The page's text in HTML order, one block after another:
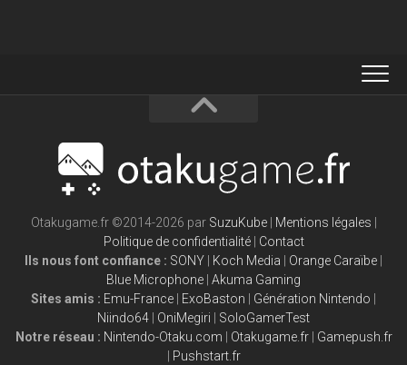
Otakugame.fr ©2014-2026 par SuzuKube| Mentions légales
Politique de confidentialité| Contact
Ils nous font confiance : SONY Koch Media Orange Caraïbe
Blue Microphone Akuma Gaming
Sites amis : Emu-France ExoBaston Génération Nintendo
Niindo64
OniMegiri
SoloGamerTest
Notre réseau : Nintendo-Otaku.com Otakugame.fr| Gamepush.fr
Pushstart.fr